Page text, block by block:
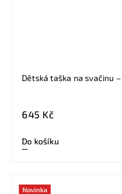
Dětská taška na svačinu
645 Kč
Do košíku
Novinka